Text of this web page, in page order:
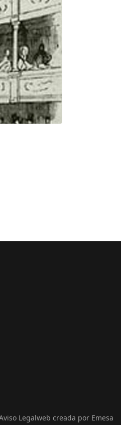
Legalweb creada por Emesa